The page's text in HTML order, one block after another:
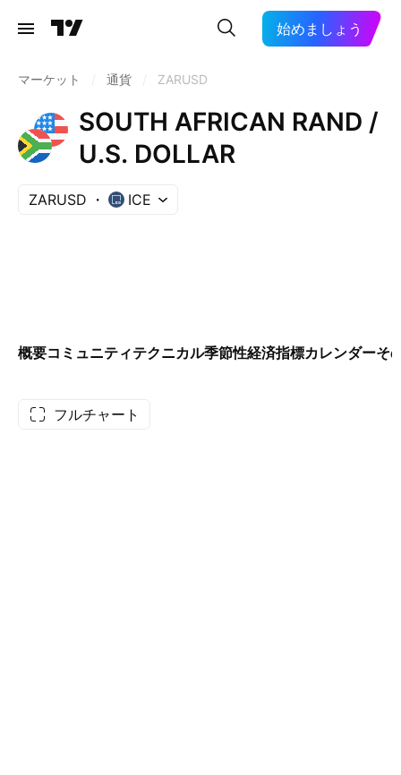
始めましょう
マーケット 通貨 ZARUSD
SOUTH AFRICAN RAND /
U.S. DOLLAR
ZARUSD ICE
概要コミュニティテクニカル季節性経済指標カレンダーそ
フルチャート